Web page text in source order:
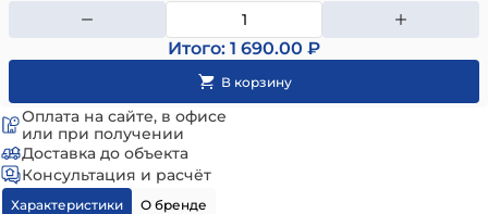
Итого: 1 690.00 ₽
Оплата на сайте, в офисе
или при получении
Доставка до объекта
Консультация и расчёт
Характеристики О бренде